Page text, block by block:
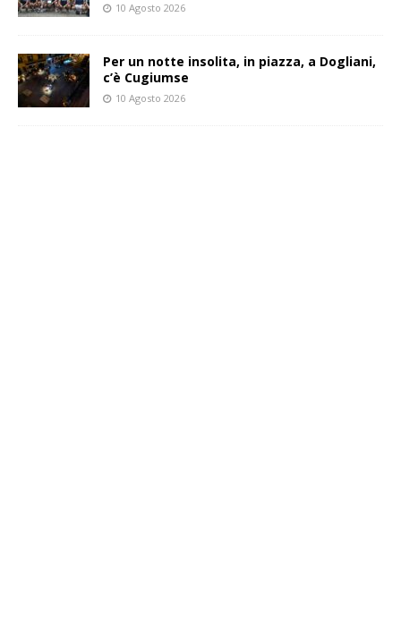
10 Agosto 2026
Per un notte insolita, in piazza, a Dogliani,
c’è Cugiumse
10 Agosto 2026